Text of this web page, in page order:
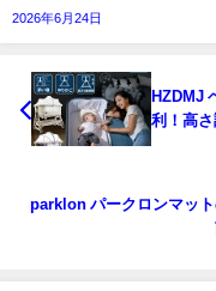
2026年6月24日
HZDMJ
利！高
parklon パークロンマッ